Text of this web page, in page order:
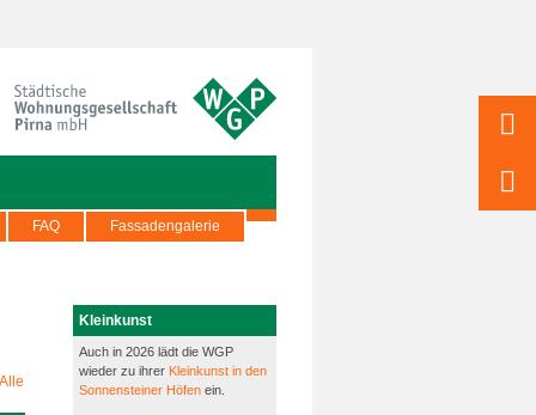
FAQ Fassadengalerie
Alle
Kleinkunst
Auch in 2026 lädt die WGP
wieder zu ihrer Kleinkunst in den
Sonnensteiner Höfen ein.